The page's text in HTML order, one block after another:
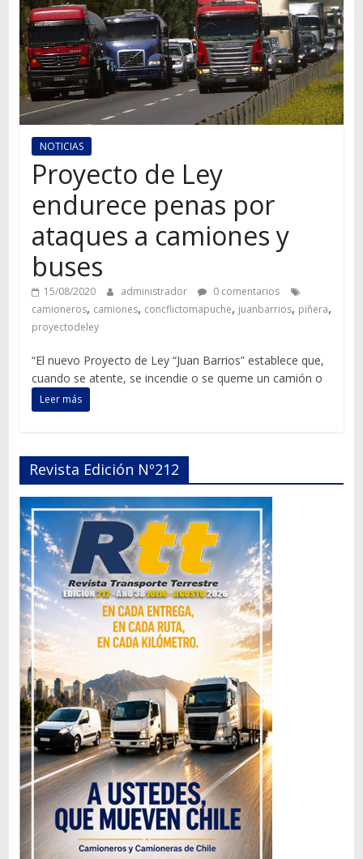
transporte
NOTICIAS
Proyecto de Ley
endurece penas por
ataques a camiones y
buses
15/08/2020 administrador
0 comentarios
camioneros, camiones, concflictomapuche, juanbarrios, piñera,
proyectodeley
“El nuevo Proyecto de Ley “Juan Barrios” establece que,
cuando se atente, se incendie o se queme un camión o
Leer más
Revista Edición Nº212